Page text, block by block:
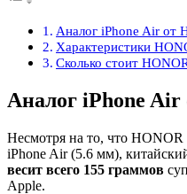
Аналог iPhone Air от
Характеристики
Сколько стоит
Аналог iPhone Air
Несмотря на то, что
iPhone Air (5.6 мм),
весит всего 155 граммов
Apple.